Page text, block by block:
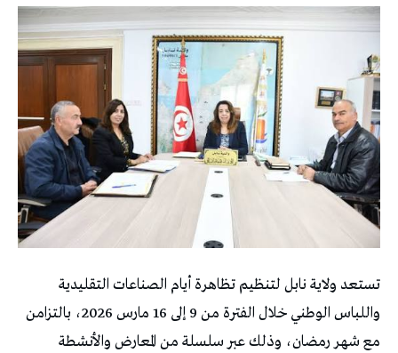
تستعد ولاية نابل لتنظيم تظاهرة أيام الصناعات التقليدية
واللباس الوطني خلال الفترة من 9 إلى 16 مارس 2026، بالتزامن
مع شهر رمضان، وذلك عبر سلسلة من المعارض والأنشطة